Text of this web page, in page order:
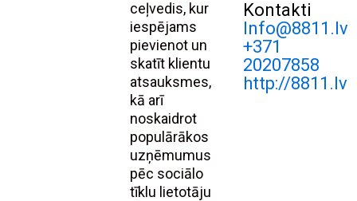
ceļvedis, kur
iespējams
pievienot un
skatīt klientu
atsauksmes,
kā arī
noskaidrot
populārākos
uzņēmumus
pēc sociālo
tīklu lietotāju
Kontakti
Info@8811.lv
+371
20207858
http://8811.lv